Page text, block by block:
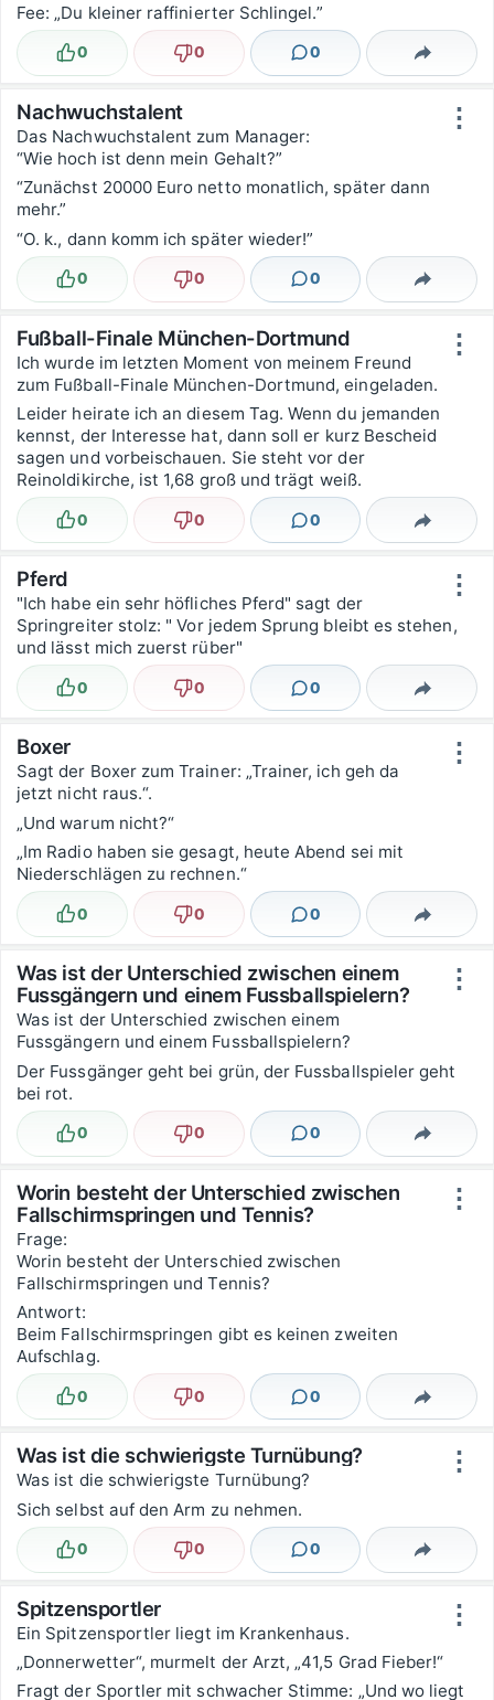
Fee: „Du kleiner raffinierter Schlingel.”
Lustig
0 Nicht lustig
0 0
Kommentare Teilen
⋮
Nachwuchstalent
Das Nachwuchstalent zum Manager:
“Wie hoch ist denn mein Gehalt?”
“Zunächst 20000 Euro netto monatlich, später dann
mehr.”
“O. k., dann komm ich später wieder!”
Lustig
0 Nicht lustig
0 0
Kommentare Teilen
⋮
Fußball-Finale München-Dortmund
Ich wurde im letzten Moment von meinem Freund
zum Fußball-Finale München-Dortmund, eingeladen.
Leider heirate ich an diesem Tag. Wenn du jemanden
kennst, der Interesse hat, dann soll er kurz Bescheid
sagen und vorbeischauen. Sie steht vor der
Reinoldikirche, ist 1,68 groß und trägt weiß.
Lustig
0 Nicht lustig
0 0
Kommentare Teilen
⋮
Pferd
"Ich habe ein sehr höfliches Pferd" sagt der
Springreiter stolz: " Vor jedem Sprung bleibt es stehen,
und lässt mich zuerst rüber"
Lustig
0 Nicht lustig
0 0
Kommentare Teilen
⋮
Boxer
Sagt der Boxer zum Trainer: „Trainer, ich geh da
jetzt nicht raus.“.
„Und warum nicht?“
„Im Radio haben sie gesagt, heute Abend sei mit
Niederschlägen zu rechnen.“
Lustig
0 Nicht lustig
0 0
Kommentare Teilen
⋮
Was ist der Unterschied zwischen einem
Fussgängern und einem Fussballspielern?
Was ist der Unterschied zwischen einem
Fussgängern und einem Fussballspielern?
Der Fussgänger geht bei grün, der Fussballspieler geht
bei rot.
Lustig
0 Nicht lustig
0 0
Kommentare Teilen
⋮
Worin besteht der Unterschied zwischen
Fallschirmspringen und Tennis?
Frage:
Worin besteht der Unterschied zwischen
Fallschirmspringen und Tennis?
Antwort:
Beim Fallschirmspringen gibt es keinen zweiten
Aufschlag.
Lustig
0 Nicht lustig
0 0
Kommentare Teilen
⋮
Was ist die schwierigste Turnübung?
Was ist die schwierigste Turnübung?
Sich selbst auf den Arm zu nehmen.
Lustig
0 Nicht lustig
0 0
Kommentare Teilen
⋮
Spitzensportler
Ein Spitzensportler liegt im Krankenhaus.
„Donnerwetter“, murmelt der Arzt, „41,5 Grad Fieber!“
Fragt der Sportler mit schwacher Stimme: „Und wo liegt